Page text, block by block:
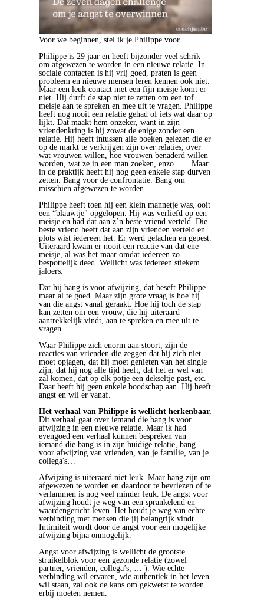
Voor we beginnen, stel ik je Philippe voor.
Philippe is 29 jaar en heeft bijzonder veel schrik
om afgewezen te worden in een nieuwe relatie. In
sociale contacten is hij vrij goed, praten is geen
probleem en nieuwe mensen leren kennen ook niet.
Maar een leuk contact met een fijn meisje komt er
niet. Hij durft de stap niet te zetten om een tof
meisje aan te spreken en mee uit te vragen. Philippe
heeft nog nooit een relatie gehad of iets wat daar op
lijkt. Dat maakt hem onzeker, want in zijn
vriendenkring is hij zowat de enige zonder een
relatie. Hij heeft intussen alle boeken gelezen die er
op de markt te verkrijgen zijn over relaties, over
wat vrouwen willen, hoe vrouwen benaderd willen
worden, wat ze in een man zoeken, enzo … . Maar
in de praktijk heeft hij nog geen enkele stap durven
zetten. Bang voor de confrontatie. Bang om
misschien afgewezen te worden.
Philippe heeft toen hij een klein mannetje was, ooit
een “blauwtje" opgelopen. Hij was verliefd op een
meisje en had dat aan z’n beste vriend verteld. Die
beste vriend heeft dat aan zijn vrienden verteld en
plots wist iedereen het. Er werd gelachen en gepest.
Uiteraard kwam er nooit een reactie van dat ene
meisje, al was het maar omdat iedereen zo
bespottelijk deed. Wellicht was iedereen stiekem
jaloers.
Dat hij bang is voor afwijzing, dat beseft Philippe
maar al te goed. Maar zijn grote vraag is hoe hij
van die angst vanaf geraakt. Hoe hij toch de stap
kan zetten om een vrouw, die hij uiteraard
aantrekkelijk vindt, aan te spreken en mee uit te
vragen.
Waar Philippe zich enorm aan stoort, zijn de
reacties van vrienden die zeggen dat hij zich niet
moet opjagen, dat hij moet genieten van het single
zijn, dat hij nog alle tijd heeft, dat het er wel van
zal komen, dat op elk potje een dekseltje past, etc.
Daar heeft hij geen enkele boodschap aan. Hij heeft
angst en wil er vanaf.
Het verhaal van Philippe is wellicht herkenbaar.
Dit verhaal gaat over iemand die bang is voor
afwijzing in een nieuwe relatie. Maar ik had
evengoed een verhaal kunnen bespreken van
iemand die bang is in zijn huidige relatie, bang
voor afwijzing van vrienden, van je familie, van je
collega's…
Afwijzing is uiteraard niet leuk. Maar bang zijn om
afgewezen te worden en daardoor te bevriezen of te
verlammen is nog veel minder leuk. De angst voor
afwijzing houdt je weg van een sprankelend en
waardengericht leven. Het houdt je weg van echte
verbinding met mensen die jij belangrijk vindt.
Intimiteit wordt door de angst voor een mogelijke
afwijzing bijna onmogelijk.
Angst voor afwijzing is wellicht de grootste
struikelblok voor een gezonde relatie (zowel
partner, vrienden, collega’s, … ). Wie echte
verbinding wil ervaren, wie authentiek in het leven
wil staan, zal ook de kans om gekwetst te worden
erbij moeten nemen.